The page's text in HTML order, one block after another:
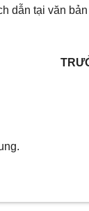
dẫn tại văn bản